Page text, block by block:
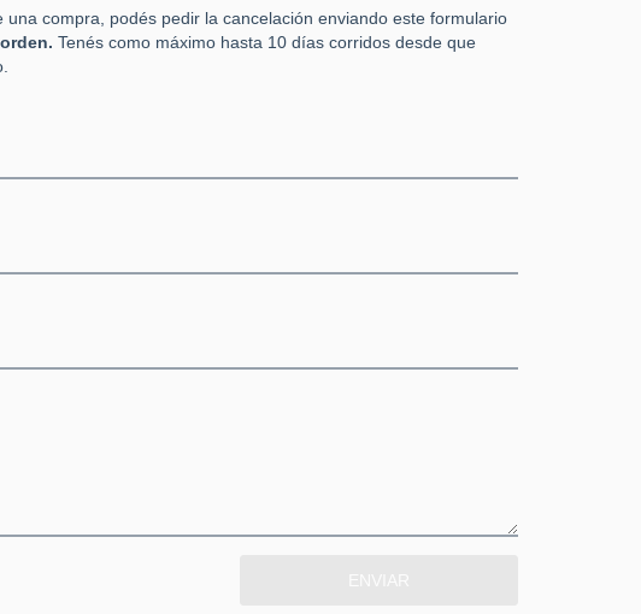
una compra, podés pedir la cancelación enviando este formulario
Tenés como máximo hasta 10 días corridos desde que